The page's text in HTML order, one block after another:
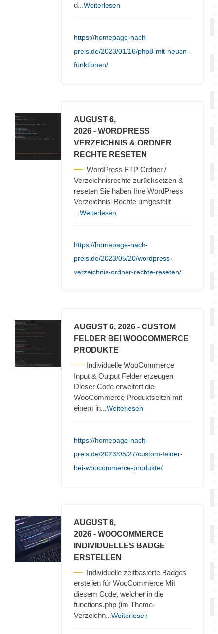
d ...Weiterlesen
https://homepage-nach-
preis.de/2023/01/16/php8-mit-neuen-
funktionen/
AUGUST 6,
2026 - WORDPRESS
VERZEICHNIS & ORDNER
RECHTE RESETEN
WordPress FTP Ordner /
Verzeichnisrechte zurücksetzen &
reseten Sie haben Ihre WordPress
Verzeichnis-Rechte umgestellt
...Weiterlesen
https://homepage-nach-
preis.de/2023/05/20/wordpress-
verzeichnis-ordner-rechte-reseten/
AUGUST 6, 2026 - CUSTOM
FELDER BEI WOOCOMMERCE
PRODUKTE
Individuelle WooCommerce
Input & Output Felder erzeugen
Dieser Code erweitert die
WooCommerce Produktseiten mit
einem in ...Weiterlesen
https://homepage-nach-
preis.de/2023/05/27/custom-felder-
bei-woocommerce-produkte/
AUGUST 6,
2026 - WOOCOMMERCE
INDIVIDUELLES BADGE
ERSTELLEN
Individuelle zeitbasierte Badges
erstellen für WooCommerce Mit
diesem Code, welcher in die
functions.php (im Theme-
Verzeichn ...Weiterlesen